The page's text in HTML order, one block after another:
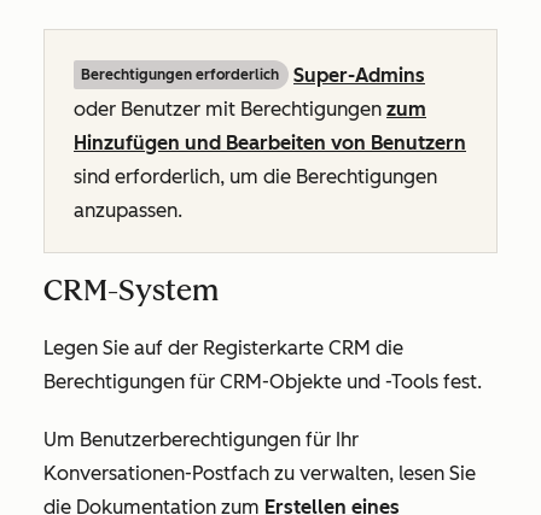
Berechtigungen erforderlich
Super-Admins
oder Benutzer mit Berechtigungen zum
Hinzufügen und Bearbeiten von Benutzern
sind erforderlich, um die Berechtigungen
anzupassen.
CRM-System
Legen Sie auf der Registerkarte CRM die
Berechtigungen für CRM-Objekte und -Tools fest.
Um Benutzerberechtigungen für Ihr
Konversationen-Postfach zu verwalten, lesen Sie
die Dokumentation zum Erstellen eines